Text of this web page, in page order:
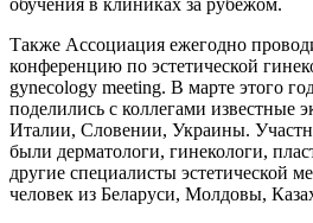
обучения в клиниках за рубежом.
Также Ассоциация ежегодно
конференцию по эстетической
gynecology meeting. В марте этого
поделились с кол­легами известные
Италии, Словении, Украины.
были дерматологи, гинекологи,
другие специалисты эстетической
человек из Беларуси, Молдовы,